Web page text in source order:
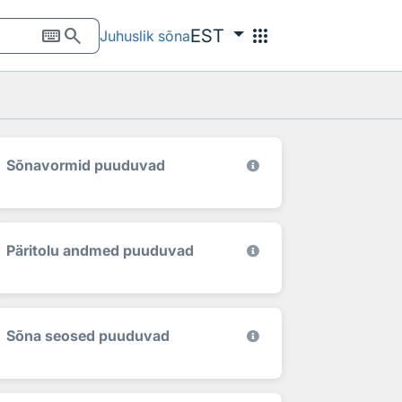
keyboardsearch Juhuslik sõnaEST apps
Sõnavormid puuduvad
Päritolu andmed puuduvad
Sõna seosed puuduvad